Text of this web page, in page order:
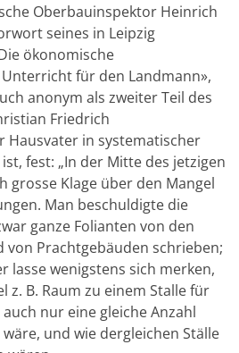
Oberbauinspektor Heinrich
seines in Leipzig
ökonomische
für den Landmann»,
anonym als zweiter Teil des
Friedrich
Hausvater in systematischer
fest: „In der Mitte des jetzigen
grosse Klage über den Mangel
Man beschuldigte die
ganze Folianten von den
von Prachtgebäuden schrieben;
lasse wenigstens sich merken,
z. B. Raum zu einem Stalle für
nur eine gleiche Anzahl
und wie dergleichen Ställe